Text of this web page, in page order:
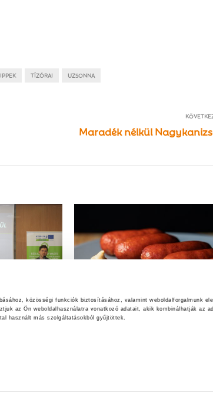
közösségi funkciók biztosításához, valamint weboldalforgalmunk
az Ön weboldalhasználatra vonatkozó adatait, akik kombinálhatják az
használt más szolgáltatásokból gyűjtöttek.
TÍZÓRAI UZSONNA
Maradék nélkül
Debrecenit kéne enni…